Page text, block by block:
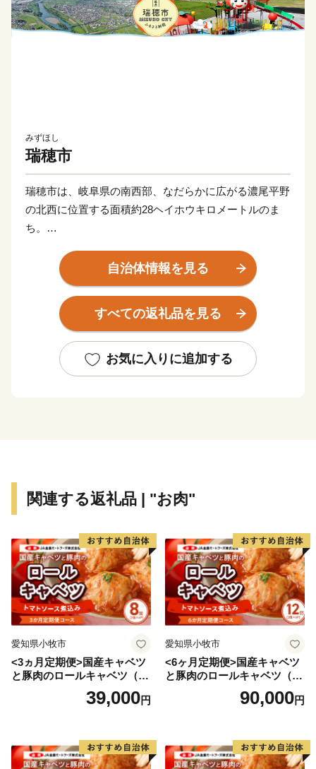
みずほし
瑞穂市
瑞穂市は、岐阜県の南西部、なだらかに広がる濃尾平野
の北西に位置する面積約28ヘイホウキロメートルのま
ち。
市の東西に清流長良川・揖斐川など18本の一級河川が流
れる水に恵まれた自然豊かな地域であり、市内を東西に
横断する国道21号線、JR東海道線が走り、古くから交
通の要所として栄え、人口が毎年伸び続けている活気あ
全国約８割の自治体が人口減少をしているなか、瑞穂市
《問い合わせ先》
瑞穂市 ふるさと納税サポートセンター
TEL：0120-414-704
（受付時間：8:30～17:30／土日祝日を除く）
※土日祝祭日はお休みをいただいております。
自治体情報を見る
すべての返礼品を見る
お気に入りに追加する
関連する返礼品 | "お肉"
愛知県小牧市
<3ヵ月定期便>国産キャベツ
と豚肉のロールキャベツ（4P
39,000円
愛知県小牧市
<6ヶ月定期便>国産キャベツ
と豚肉のロールキャベツ（6P
90,000円